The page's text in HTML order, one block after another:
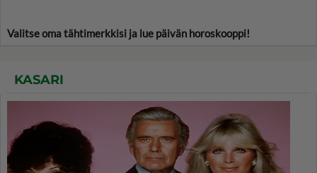
Valitse oma tähtimerkkisi ja lue päivän horoskooppi!
KASARI